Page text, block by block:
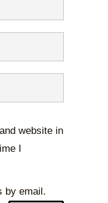
website in
I
by email.